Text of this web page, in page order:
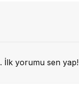
İlk yorumu sen yap!